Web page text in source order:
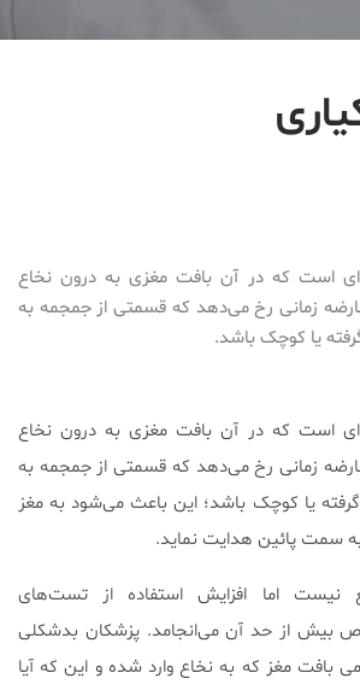
است که در آن بافت مغزی به درون نخاع
زمانی رخ می‌دهد که قسمتی از جمجمه به
یا کوچک باشد.
است که در آن بافت مغزی به درون نخاع
زمانی رخ می‌دهد که قسمتی از جمجمه به
یا کوچک باشد؛ این باعث می‌شود به مغز
سمت پائین هدایت نماید.
نیست اما افزایش استفاده از تست‌های
بیش از حد آن می‌انجامد. پزشکان بدشکلی
بافت مغز که به نخاع وارد شده و این که آیا